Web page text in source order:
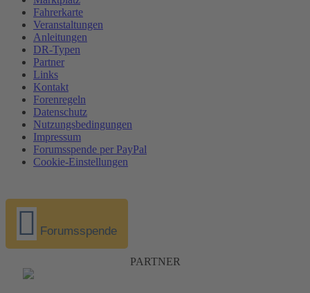
Fahrerkarte
Veranstaltungen
Anleitungen
DR-Typen
Partner
Links
Kontakt
Forenregeln
Datenschutz
Nutzungsbedingungen
Impressum
Forumsspende per PayPal
Cookie-Einstellungen
Forumsspende
PARTNER